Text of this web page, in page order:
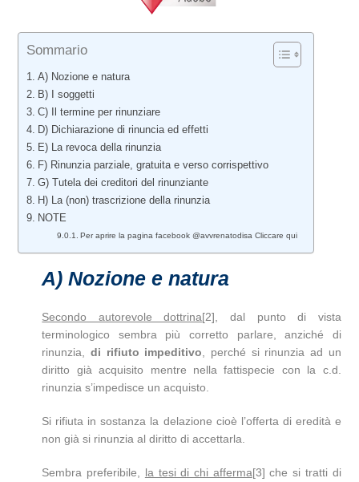
Sommario
A) Nozione e natura
B) I soggetti
C) Il termine per rinunziare
D) Dichiarazione di rinuncia ed effetti
E) La revoca della rinunzia
F) Rinunzia parziale, gratuita e verso corrispettivo
G) Tutela dei creditori del rinunziante
H) La (non) trascrizione della rinunzia
NOTE
Per aprire la pagina facebook @avvrenatodisa Cliccare qui
A) Nozione e natura
Secondo autorevole dottrina[2], dal punto di vista
terminologico sembra più corretto parlare, anziché di
rinunzia,di rifiuto impeditivo , perché si rinunzia ad un
diritto già acquisito mentre nella fattispecie con la c.d.
rinunzia s’impedisce un acquisto.
Si rifiuta in sostanza la delazione cioè l’offerta di eredità e
non già si rinunzia al diritto di accettarla.
Sembra preferibile, la tesi di chi afferma[3] che si tratti di